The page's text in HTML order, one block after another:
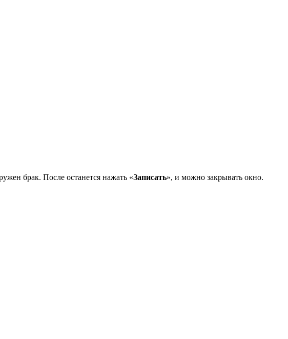
брак. После останется нажать «Записать», и можно закрывать окно.